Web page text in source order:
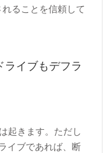
ることを信頼して
ライブもデフラ
起きます。ただし
イブであれば、断